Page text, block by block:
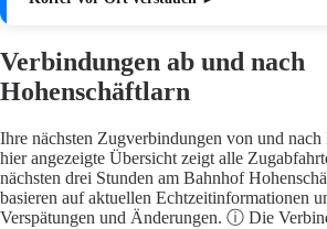
Verbindungen ab und nach
Hohenschäftlarn
Ihre nächsten Zugverbindungen von und
hier angezeigte Übersicht zeigt alle
nächsten drei Stunden am Bahnhof
basieren auf aktuellen Echtzeitinformationen
Verspätungen und Änderungen. ⓘ Die